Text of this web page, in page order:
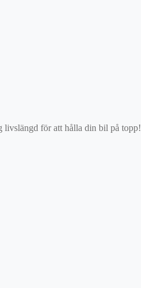
livslängd för att hålla din bil på topp!